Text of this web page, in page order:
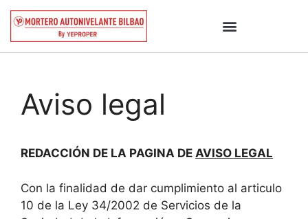
Aviso legal
REDACCIÓN DE LA PAGINA DE AVISO LEGAL
Con la finalidad de dar cumplimiento al articulo
10 de la Ley 34/2002 de Servicios de la